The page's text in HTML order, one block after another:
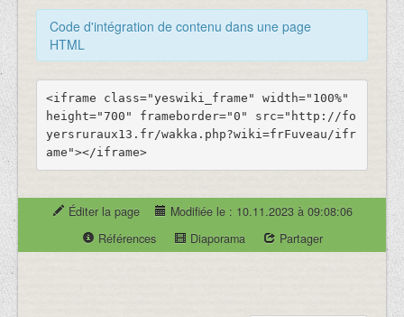
Code d'intégration de contenu dans une page
HTML
<iframe class="yeswiki_frame" width="100%"
height="700" frameborder="0" src="http://fo
yersruraux13.fr/wakka.php?wiki=frFuveau/ifr
ame"></iframe>
Éditer la page
Modifiée le : 10.11.2023 à 09:08:06
Références
Diaporama Partager